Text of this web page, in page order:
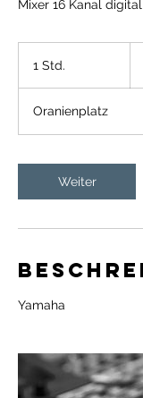
Mixer 16 Kanal digital
1 Std.
d
Oranienplatz
Weiter
Yamaha